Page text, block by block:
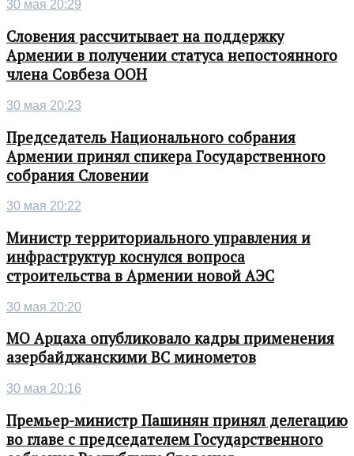
30 мая 20:29
Словения рассчитывает на поддержку
Армении в получении статуса непостоянного
члена Совбеза ООН
30 мая 20:23
Председатель Национального собрания
Армении принял спикера Государственного
собрания Словении
30 мая 20:22
Министр территориального управления и
инфраструктур коснулся вопроса
строительства в Армении новой АЭС
30 мая 20:20
МО Арцаха опубликовало кадры применения
азербайджанскими ВС минометов
30 мая 20:16
Премьер-министр Пашинян принял делегацию
во главе с председателем Государственного